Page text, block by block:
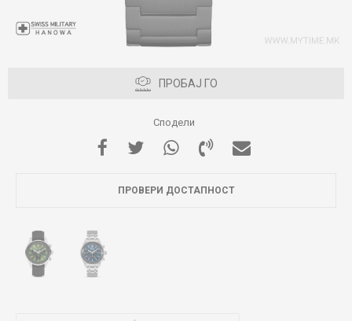
ПРОБАЈ ГО
Сподели
ПРОВЕРИ ДОСТАПНОСТ